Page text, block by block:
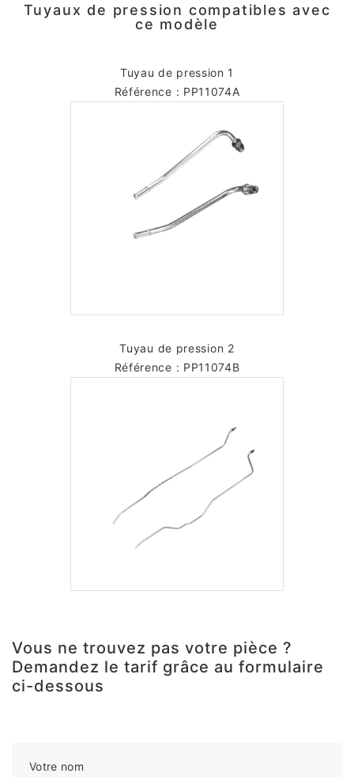
Tuyaux de pression compatibles avec
ce modèle
Tuyau de pression 1
Référence : PP11074A
Tuyau de pression 2
Référence : PP11074B
Vous ne trouvez pas votre pièce ?
Demandez le tarif grâce au formulaire
ci-dessous
Votre nom